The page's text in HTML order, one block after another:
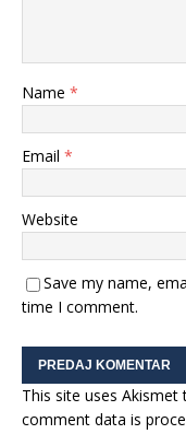
Name *
Email *
Website
Save my name,
time I comment.
This site uses Akismet
comment data is